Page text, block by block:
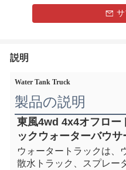
説明
Water Tank Truck
製品の説明
東風4wd 4x4オフロー
ックウォーターバウ
ウォータートラックは、
散水トラック、スプレー